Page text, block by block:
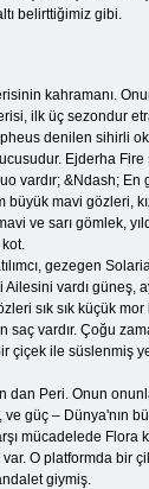
belirttiğimiz gibi.
kahramanı.
ilk üç sezondur
denilen sihirli
Ejderha Fire
vardır; &Ndash; En
mavi gözleri,
ve sarı gömlek,
gezegen
vardı güneş,
sık sık küçük
saç vardır. Çoğu
çiçek ile süslenmiş
dan Peri. Onun
güç – Dünya'nın
mücadelede Flora
O platformda bir
giymiş.